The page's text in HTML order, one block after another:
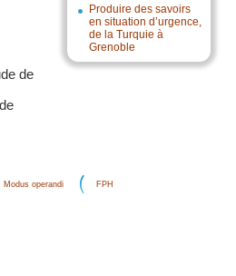
Produire des savoirs
en situation d’urgence,
de la Turquie à
Grenoble
de
Modus operandi FPH